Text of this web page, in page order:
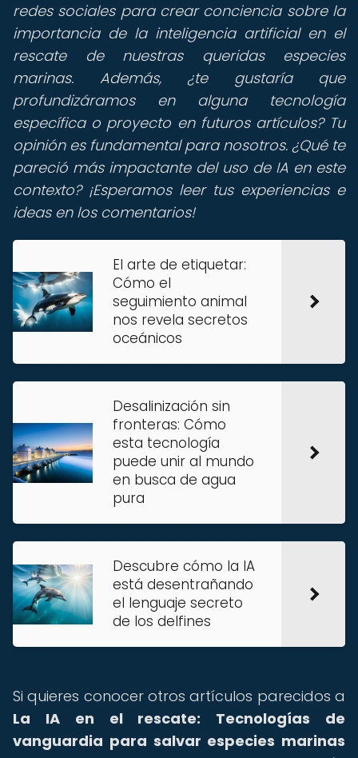
redes sociales para crear conciencia sobre la
importancia de la inteligencia artificial en el
rescate de nuestras queridas especies
marinas. Además, ¿te gustaría que
profundizáramos en alguna tecnología
específica o proyecto en futuros artículos? Tu
opinión es fundamental para nosotros. ¿Qué te
pareció más impactante del uso de IA en este
contexto? ¡Esperamos leer tus experiencias e
ideas en los comentarios!
El arte de etiquetar:
Cómo el
seguimiento animal
nos revela secretos
oceánicos
Desalinización sin
fronteras: Cómo
esta tecnología
puede unir al mundo
en busca de agua
pura
Descubre cómo la IA
está desentrañando
el lenguaje secreto
de los delfines
Si quieres conocer otros artículos parecidos a
La IA en el rescate: Tecnologías de
vanguardia para salvar especies marinas